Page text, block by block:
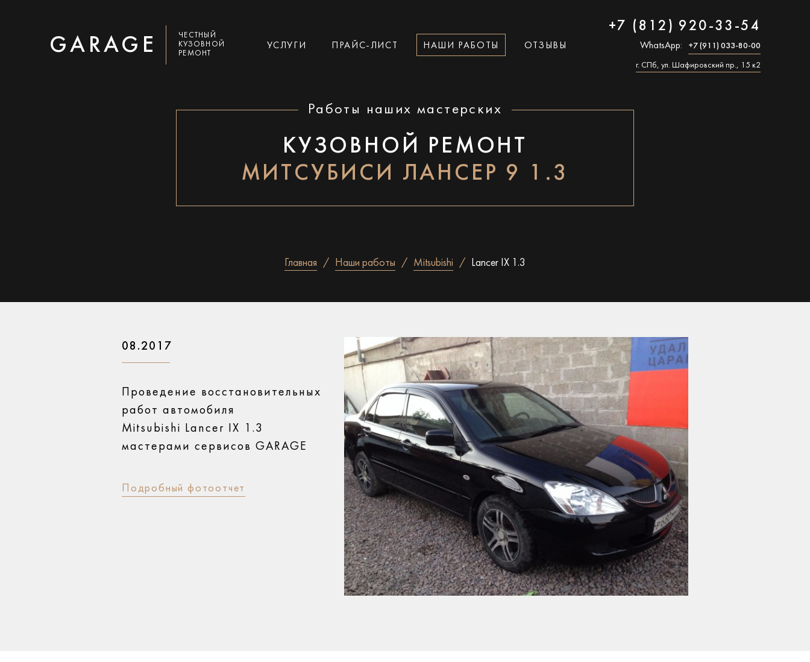
GARAGE
ЧЕСТНЫЙ
КУЗОВНОЙ
РЕМОНТ
УСЛУГИ ПРАЙС-ЛИСТ НАШИ РАБОТЫ ОТЗЫВЫ
+7 (812) 920-33-54
WhatsApp: +7 (911) 033-80-00
г. СПб, ул. Шафировский пр., 15 к2
Работы наших мастерских
КУЗОВНОЙ РЕМОНТ
МИТСУБИСИ ЛАНСЕР 9 1.3
Главная Наши работы Mitsubishi Lancer IX 1.3
08.2017
Проведение восстановительных
работ автомобиля
Mitsubishi Lancer IX 1.3
мастерами сервисов GARAGE
Подробный фотоотчет